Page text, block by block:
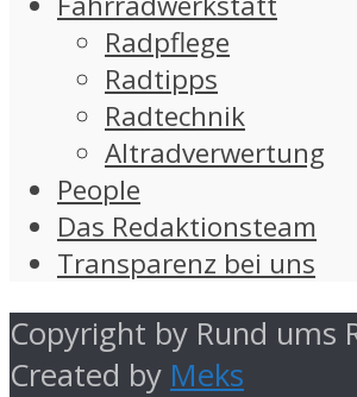
Radpflege
Radtipps
Radtechnik
Altradverwertung
People
Das Redaktionsteam
Transparenz bei uns
Copyright by Rund ums
Created by Meks